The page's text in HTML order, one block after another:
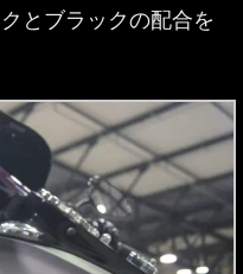
とブラックの配合を